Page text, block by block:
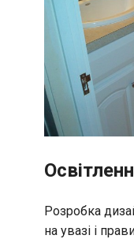
Розробка
на увазі і